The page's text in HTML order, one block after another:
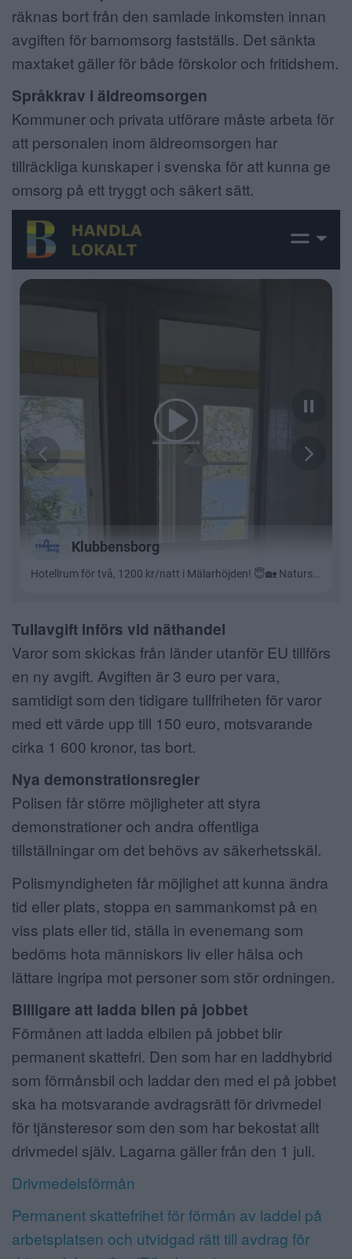
räknas bort från den samlade inkomsten innan
avgiften för barnomsorg fastställs. Det sänkta
maxtaket gäller för både förskolor och fritidshem.
Språkkrav i äldreomsorgen
Kommuner och privata utförare måste arbeta för
att personalen inom äldreomsorgen har
tillräckliga kunskaper i svenska för att kunna ge
omsorg på ett tryggt och säkert sätt.
Tullavgift införs vid näthandel
Varor som skickas från länder utanför EU tillförs
en ny avgift. Avgiften är 3 euro per vara,
samtidigt som den tidigare tullfriheten för varor
med ett värde upp till 150 euro, motsvarande
cirka 1 600 kronor, tas bort.
Nya demonstrationsregler
Polisen får större möjligheter att styra
demonstrationer och andra offentliga
tillställningar om det behövs av säkerhetsskäl.
Polismyndigheten får möjlighet att kunna ändra
tid eller plats, stoppa en sammankomst på en
viss plats eller tid, ställa in evenemang som
bedöms hota människors liv eller hälsa och
lättare ingripa mot personer som stör ordningen.
Billigare att ladda bilen på jobbet
Förmånen att ladda elbilen på jobbet blir
permanent skattefri. Den som har en laddhybrid
som förmånsbil och laddar den med el på jobbet
ska ha motsvarande avdragsrätt för drivmedel
för tjänsteresor som den som har bekostat allt
drivmedel själv. Lagarna gäller från den 1 juli.
Drivmedelsförmån
Permanent skattefrihet för förmån av laddel på
arbetsplatsen och utvidgad rätt till avdrag för